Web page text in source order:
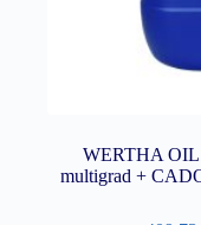
WERTHA
multigrad +